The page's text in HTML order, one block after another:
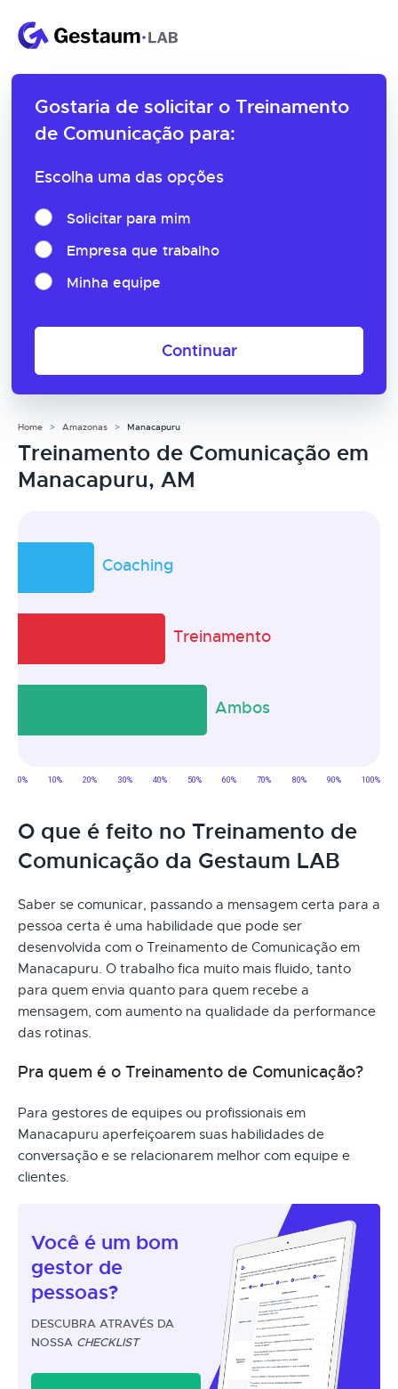
Gostaria de solicitar o Treinamento
de Comunicação para:
Escolha uma das opções
Solicitar para mim
Empresa que trabalho
Minha equipe
Continuar
Home Amazonas Manacapuru
Treinamento de Comunicação em
Manacapuru, AM
O que é feito no Treinamento de
Comunicação da Gestaum LAB
Saber se comunicar, passando a mensagem certa para a
pessoa certa é uma habilidade que pode ser
desenvolvida com o Treinamento de Comunicação em
Manacapuru. O trabalho fica muito mais fluido, tanto
para quem envia quanto para quem recebe a
mensagem, com aumento na qualidade da performance
das rotinas.
Pra quem é o Treinamento de Comunicação?
Para gestores de equipes ou profissionais em
Manacapuru aperfeiçoarem suas habilidades de
conversação e se relacionarem melhor com equipe e
clientes.
Você é um bom
gestor de
pessoas?
DESCUBRA ATRAVÉS DA
NOSSA CHECKLIST